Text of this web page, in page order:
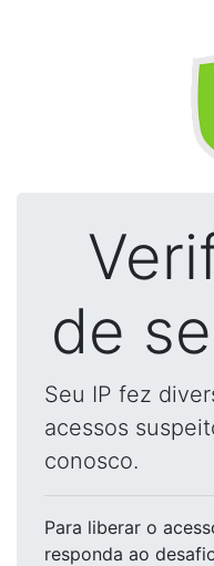
de
Seu IP fez
acessos
conosco.
Para liberar o
responda ao